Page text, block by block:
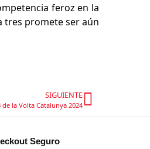
feroz en la
tres promete ser aún
SIGUIENTE
la Volta Catalunya 2024
Seguro